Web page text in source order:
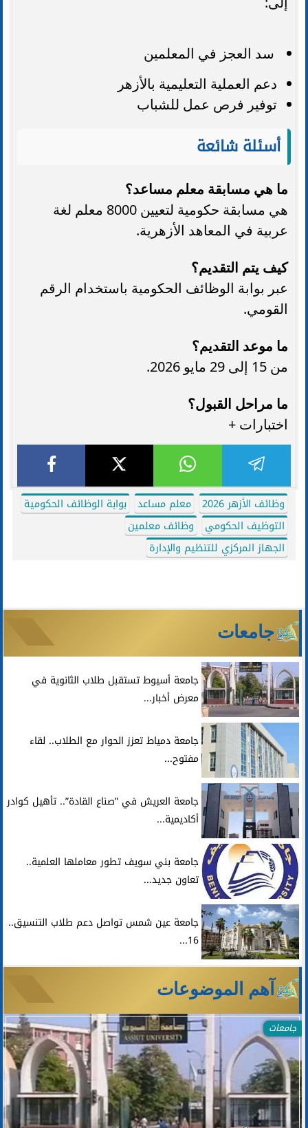
سد العجز في المعلمين
دعم العملية التعليمية بالأزهر
توفير فرص عمل للشباب
أسئلة شائعة
ما هي مسابقة معلم مساعد؟
هي مسابقة حكومية لتعيين 8000 معلم لغة
عربية في المعاهد الأزهرية.
كيف يتم التقديم؟
عبر بوابة الوظائف الحكومية باستخدام الرقم
القومي.
ما موعد التقديم؟
من 15 إلى 29 مايو 2026.
ما مراحل القبول؟
اختبارات +
وظائف الأزهر 2026 معلم مساعد
بوابة الوظائف الحكومية
التوظيف الحكومي
وظائف معلمين
الجهاز المركزي للتنظيم والإدارة
جامعات
جامعة أسيوط تستقبل طلاب الثانوية في
معرض أخبار...
جامعة دمياط تعزز الحوار مع الطلاب.. لقاء
مفتوح...
جامعة العريش في ”صناع القادة”.. تأهيل كوادر
أكاديمية...
جامعة بني سويف تطور معاملها العلمية..
تعاون جديد...
جامعة عين شمس تواصل دعم طلاب التنسيق..
16...
آهم الموضوعات
جامعات